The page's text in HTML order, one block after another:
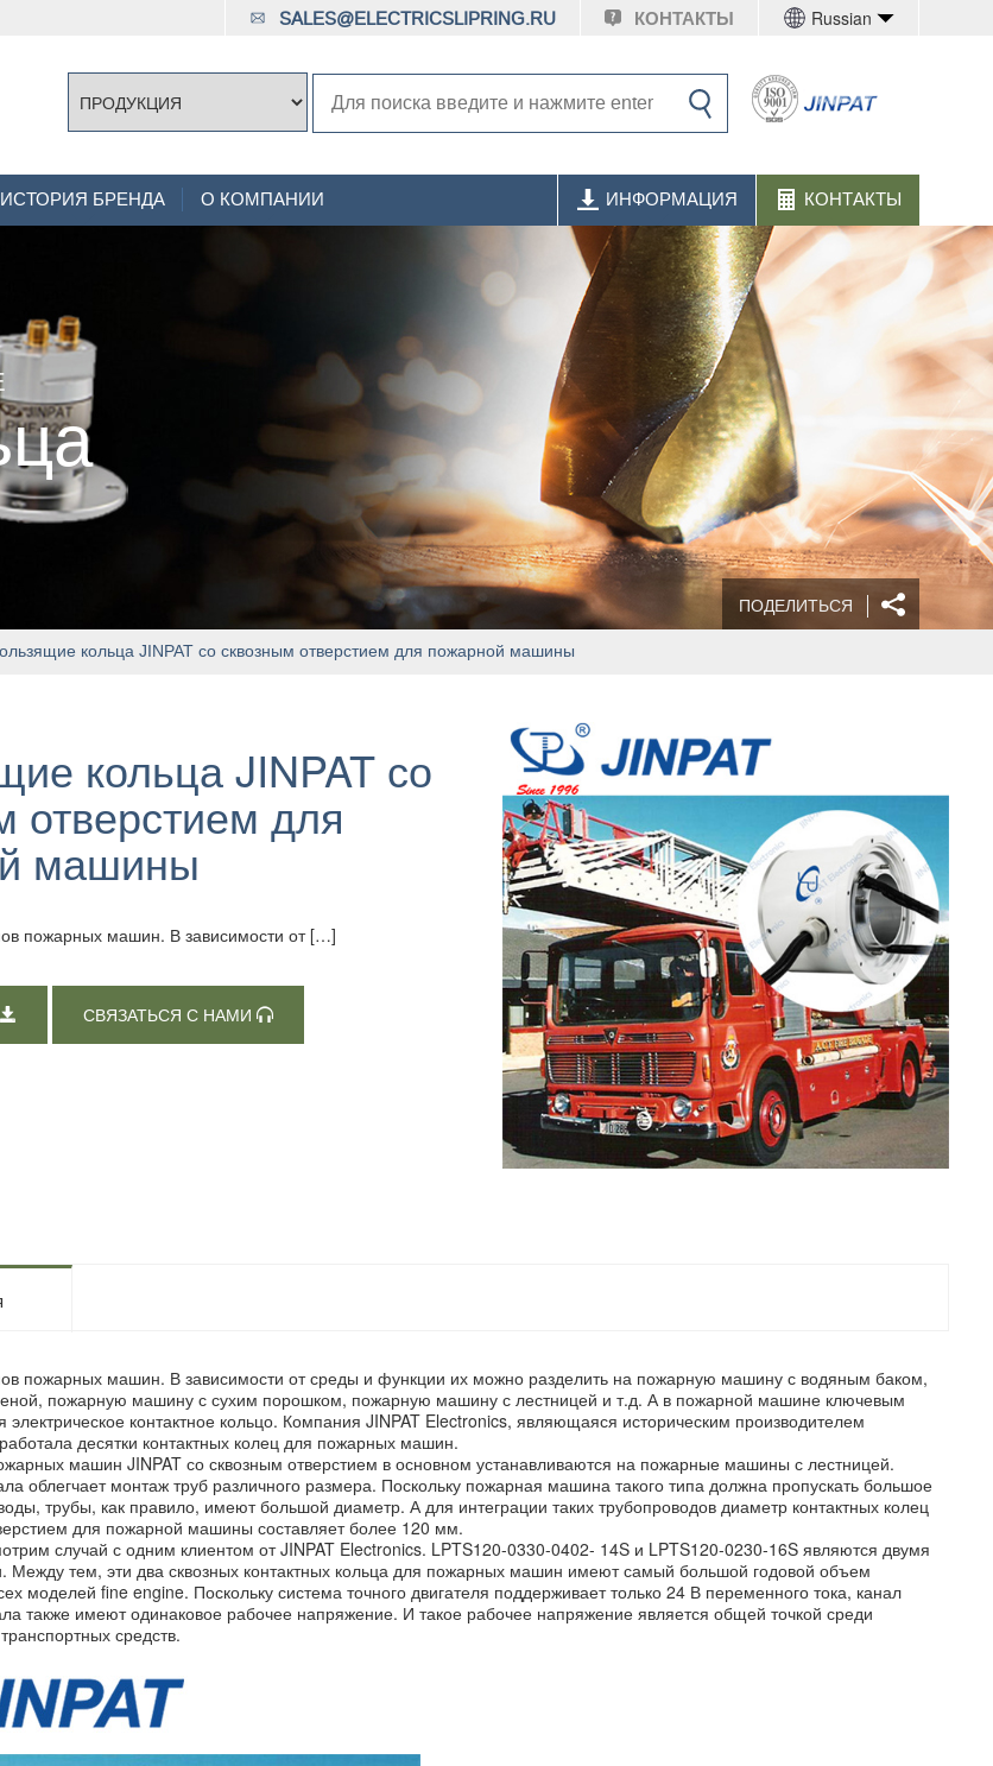
Russian
КОНТАКТЫ
SALES@ELECTRICSLIPRING.RU
ИСТОРИЯ БРЕНДА О КОМПАНИИ КОНТАКТЫ
ИНФОРМАЦИЯ
кольца JINPAT со сквозным отверстием для пожарной машины
ПОДЕЛИТЬСЯ
кольца JINPAT со
отверстием для
машины
пожарных машин. В зависимости от […]
СВЯЗАТЬСЯ С НАМИ
пожарных машин. В зависимости от среды и функции их можно разделить на пожарную машину с водяным баком,
пожарную машину с сухим порошком, пожарную машину с лестницей и т.д. А в пожарной машине ключевым
электрическое контактное кольцо. Компания JINPAT Electronics, являющаяся историческим производителем
десятки контактных колец для пожарных машин.
машин JINPAT со сквозным отверстием в основном устанавливаются на пожарные машины с лестницей.
облегчает монтаж труб различного размера. Поскольку пожарная машина такого типа должна пропускать большое
трубы, как правило, имеют большой диаметр. А для интеграции таких трубопроводов диаметр контактных колец
для пожарной машины составляет более 120 мм.
случай с одним клиентом от JINPAT Electronics. LPTS120-0330-0402- 14S и LPTS120-0230-16S являются двумя
тем, эти два сквозных контактных кольца для пожарных машин имеют самый большой годовой объем
моделей fine engine. Поскольку система точного двигателя поддерживает только 24 В переменного тока, канал
также имеют одинаковое рабочее напряжение. И такое рабочее напряжение является общей точкой среди
средств.